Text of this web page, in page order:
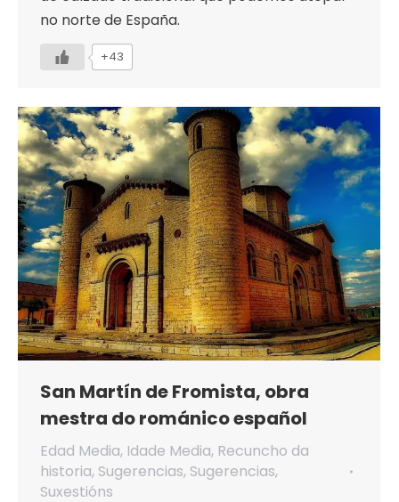
no norte de España.
+43
San Martín de Fromista, obra
mestra do románico español
Edad Media, Idade Media, Recuncho da
historia, Sugerencias, Sugerencias,
Suxestións